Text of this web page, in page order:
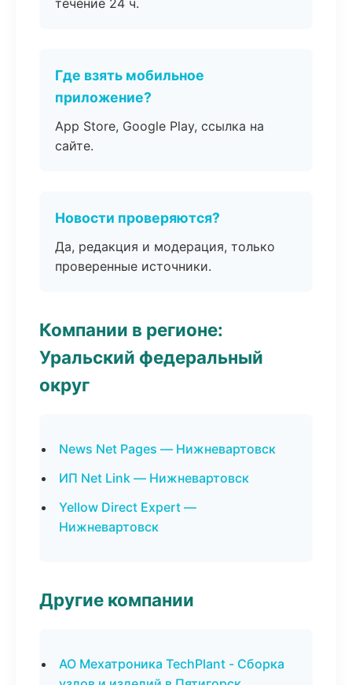
течение 24 ч.
Где взять мобильное
приложение?
App Store, Google Play, ссылка на
сайте.
Новости проверяются?
Да, редакция и модерация, только
проверенные источники.
Компании в регионе:
Уральский федеральный
округ
News Net Pages — Нижневартовск
ИП Net Link — Нижневартовск
Yellow Direct Expert —
Нижневартовск
Другие компании
АО Мехатроника TechPlant - Сборка